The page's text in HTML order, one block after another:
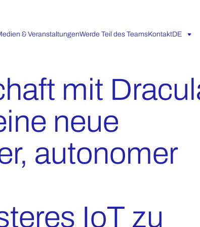
& VeranstaltungenWerde Teil des TeamsKontaktDE
mit
neue
autonomer
IoT zu